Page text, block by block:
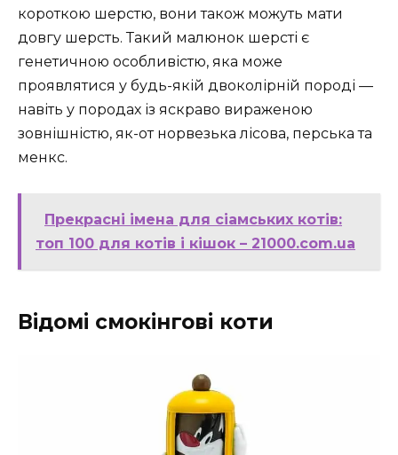
короткою шерстю, вони також можуть мати
довгу шерсть. Такий малюнок шерсті є
генетичною особливістю, яка може
проявлятися у будь-якій двоколірній породі —
навіть у породах із яскраво вираженою
зовнішністю, як-от норвезька лісова, перська та
менкс.
Прекрасні імена для сіамських котів:
топ 100 для котів і кішок – 21000.com.ua
Відомі смокінгові коти